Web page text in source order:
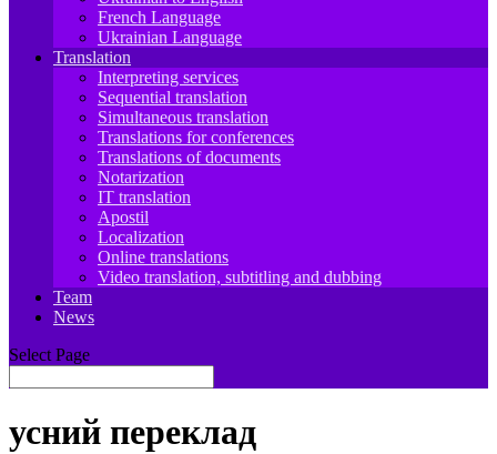
French Language
Ukrainian Language
Translation
Interpreting services
Sequential translation
Simultaneous translation
Translations for conferences
Translations of documents
Notarization
IT translation
Apostil
Localization
Online translations
Video translation, subtitling and dubbing
Team
News
Select Page
усний переклад